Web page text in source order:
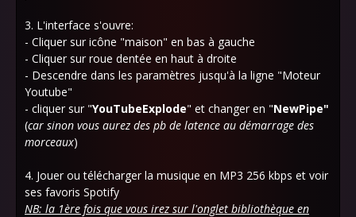
3. L'interface s'ouvre:
- Cliquer sur icône "maison" en bas à gauche
- Cliquer sur roue dentée en haut à droite
- Descendre dans les paramètres jusqu'à la ligne "Moteur
Youtube"
- cliquer sur "YouTubeExplode" et changer en "NewPipe"
(car sinon vous aurez des pb de latence au démarrage des
morceaux)
4. Jouer ou télécharger la musique en MP3 256 kbps et voir
ses favoris Spotify
NB: la 1ère fois que vous irez sur l'onglet bibliothèque en